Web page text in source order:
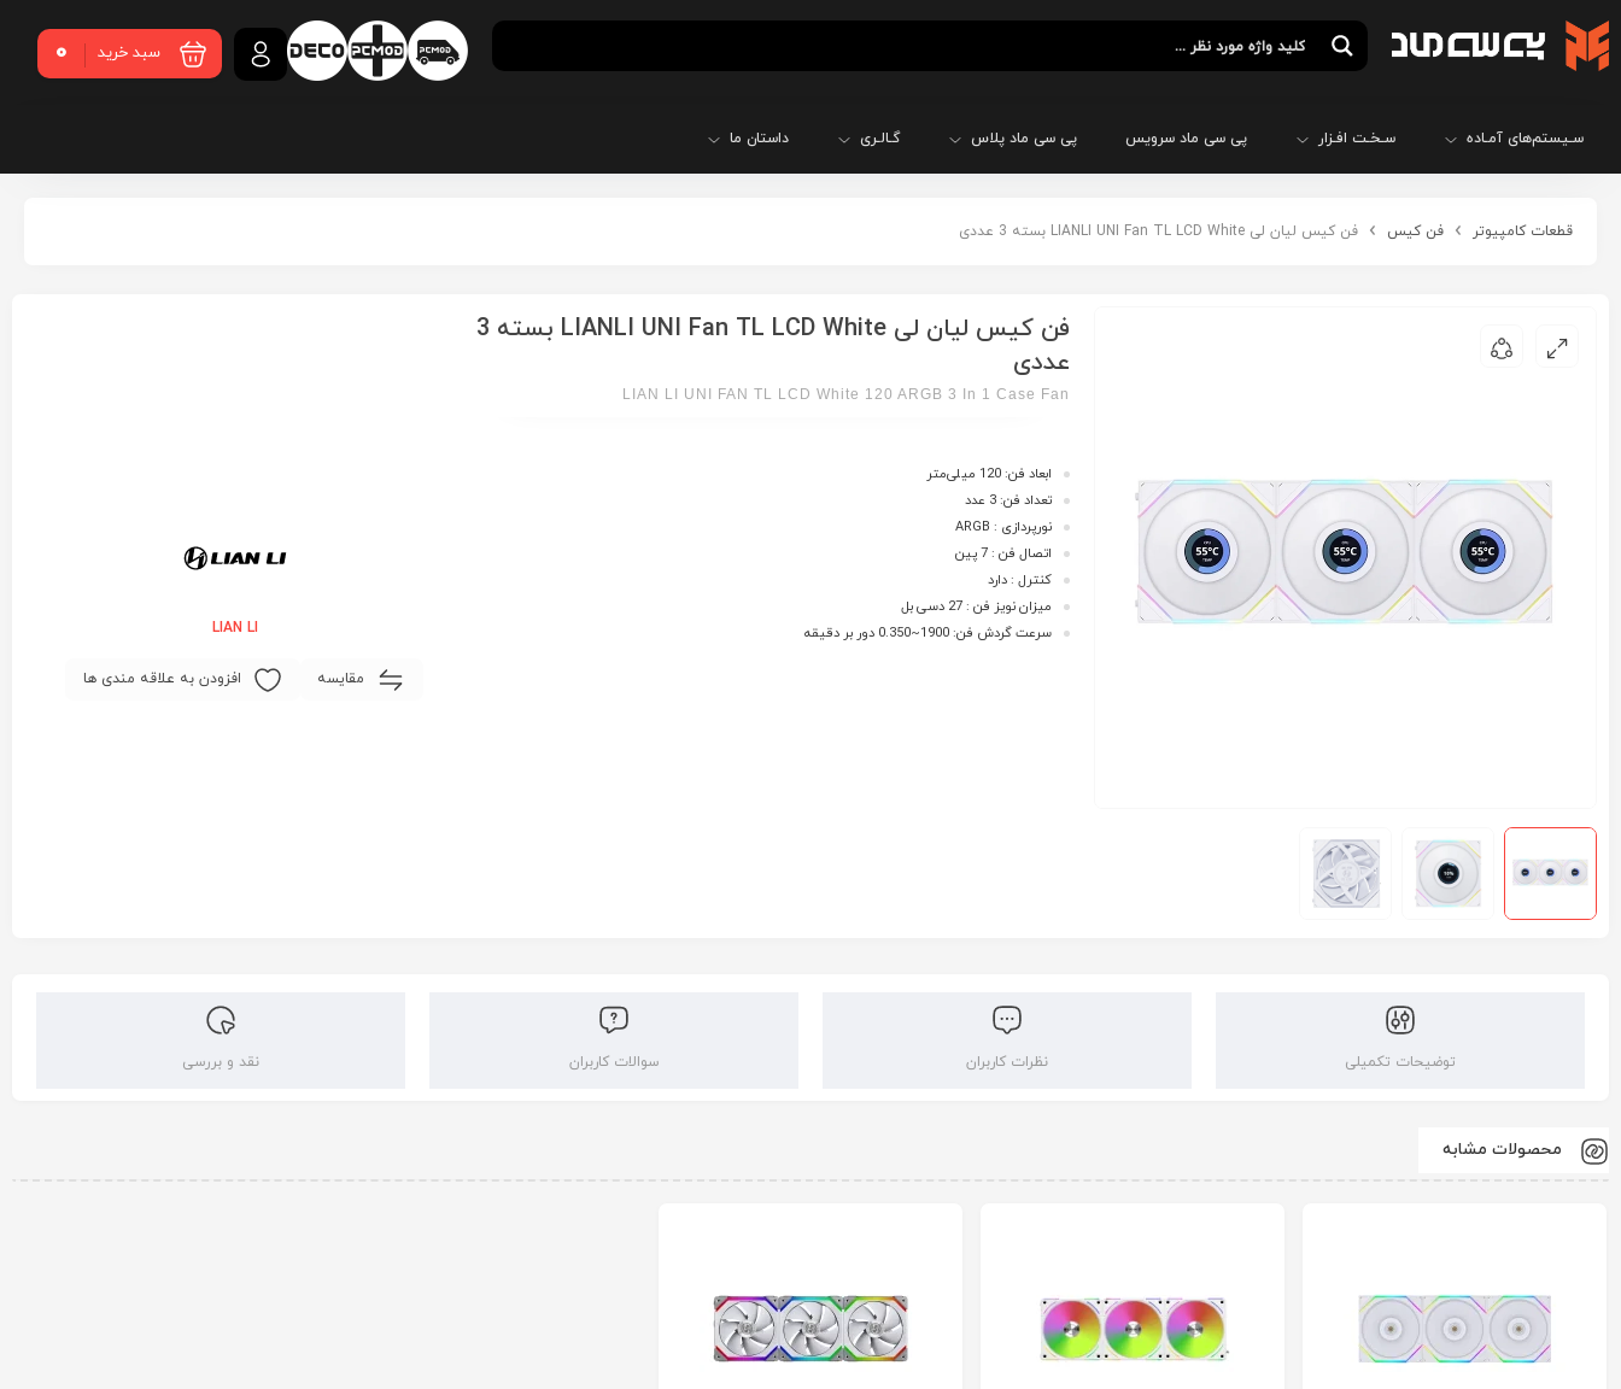
سبد خرید 0
سـیستم‌های آمـاده سـخـت افـزار پی سی ماد سرویس پی سی ماد پلاس گـالـری داستان ما
قطعات کامپیوتر فن کیس فن کیس لیان لی LIANLI UNI Fan TL LCD White بسته 3 عددی
فن کیس لیان لی LIANLI UNI Fan TL LCD White بسته 3
عددی
LIAN LI UNI FAN TL LCD White 120 ARGB 3 In 1 Case Fan
ابعاد فن: 120 میلی‌متر
تعداد فن: 3 عدد
نورپردازی : ARGB
اتصال فن : 7 پین
کنترل : دارد
میزان نویز فن : 27 دسی بل
سرعت گردش فن: 1900~0.350 دور بر دقیقه
LIAN LI
مقایسه افزودن به علاقه مندی ها
توضیحات تکمیلی نظرات کاربران سوالات کاربران نقد و بررسی
محصولات مشابه